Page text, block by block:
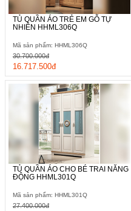
TỦ QUẦN ÁO TRẺ EM GỖ TỰ
NHIÊN HHML306Q
Mã sản phẩm: HHML306Q
16.717.500đ
30.700.000đ
TỦ QUẦN ÁO CHO BÉ TRAI NĂNG
ĐỘNG HHML301Q
Mã sản phẩm: HHML301Q
27.400.000đ